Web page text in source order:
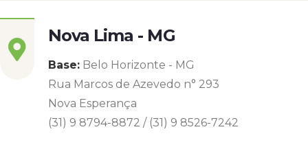
Nova Lima - MG
Base: Belo Horizonte - MG
Rua Marcos de Azevedo n° 293
Nova Esperança
(31) 9 8794-8872 / (31) 9 8526-7242